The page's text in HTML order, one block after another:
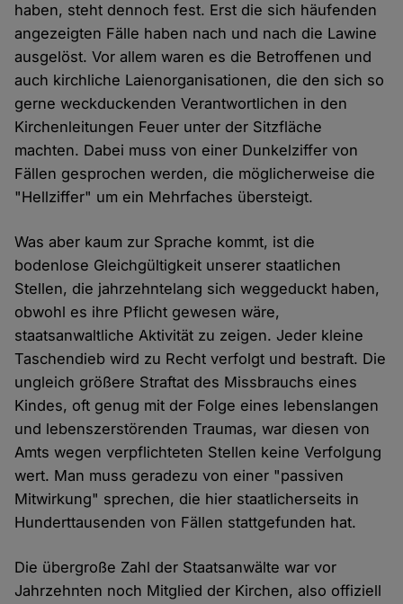
haben, steht dennoch fest. Erst die sich häufenden
angezeigten Fälle haben nach und nach die Lawine
ausgelöst. Vor allem waren es die Betroffenen und
auch kirchliche Laienorganisationen, die den sich so
gerne weckduckenden Verantwortlichen in den
Kirchenleitungen Feuer unter der Sitzfläche
machten. Dabei muss von einer Dunkelziffer von
Fällen gesprochen werden, die möglicherweise die
"Hellziffer" um ein Mehrfaches übersteigt.
Was aber kaum zur Sprache kommt, ist die
bodenlose Gleichgültigkeit unserer staatlichen
Stellen, die jahrzehntelang sich weggeduckt haben,
obwohl es ihre Pflicht gewesen wäre,
staatsanwaltliche Aktivität zu zeigen. Jeder kleine
Taschendieb wird zu Recht verfolgt und bestraft. Die
ungleich größere Straftat des Missbrauchs eines
Kindes, oft genug mit der Folge eines lebenslangen
und lebenszerstörenden Traumas, war diesen von
Amts wegen verpflichteten Stellen keine Verfolgung
wert. Man muss geradezu von einer "passiven
Mitwirkung" sprechen, die hier staatlicherseits in
Hunderttausenden von Fällen stattgefunden hat.
Die übergroße Zahl der Staatsanwälte war vor
Jahrzehnten noch Mitglied der Kirchen, also offiziell